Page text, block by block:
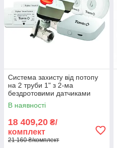
Система захисту від потопу
на 2 труби 1" з 2-ма
бездротовими датчиками
ZigBee Water Stop Premium
Tervix
В наявності
18 409,20 ₴/
комплект
21 160 ₴/комплект